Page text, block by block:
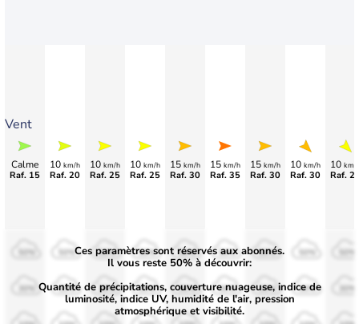
Vent
Calme
Raf. 15
10 km/h
Raf. 20
10 km/h
Raf. 25
10 km/h
Raf. 25
15 km/h
Raf. 30
15 km/h
Raf. 35
15 km/h
Raf. 30
10 km/h
Raf. 30
10 km/
Raf.
50%
30%
50%
30%
50%
30%
50%
30%
50%
30%
50%
30%
50%
30%
Ces paramètres sont réservés aux abonnés.
Il vous reste 50% à découvrir:
Quantité de précipitations, couverture nuageuse, indice de
luminosité, indice UV, humidité de l'air, pression
atmosphérique et visibilité.